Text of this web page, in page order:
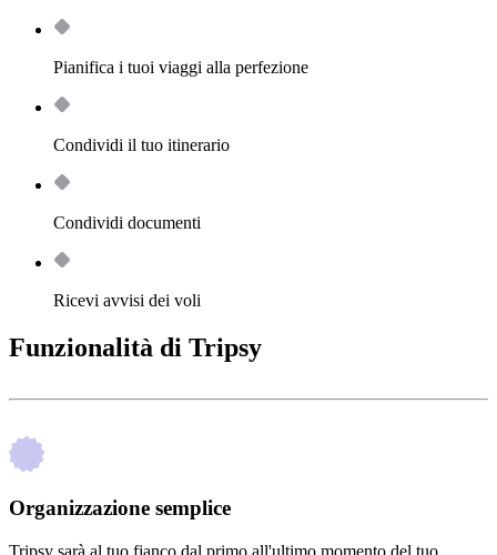
Pianifica i tuoi viaggi alla perfezione
Condividi il tuo itinerario
Condividi documenti
Ricevi avvisi dei voli
Funzionalità di Tripsy
Organizzazione semplice